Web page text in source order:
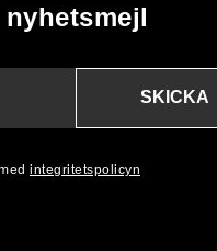
SKICKA
integritetspolicyn